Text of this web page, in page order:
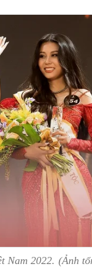
Nam 2022. (Ảnh